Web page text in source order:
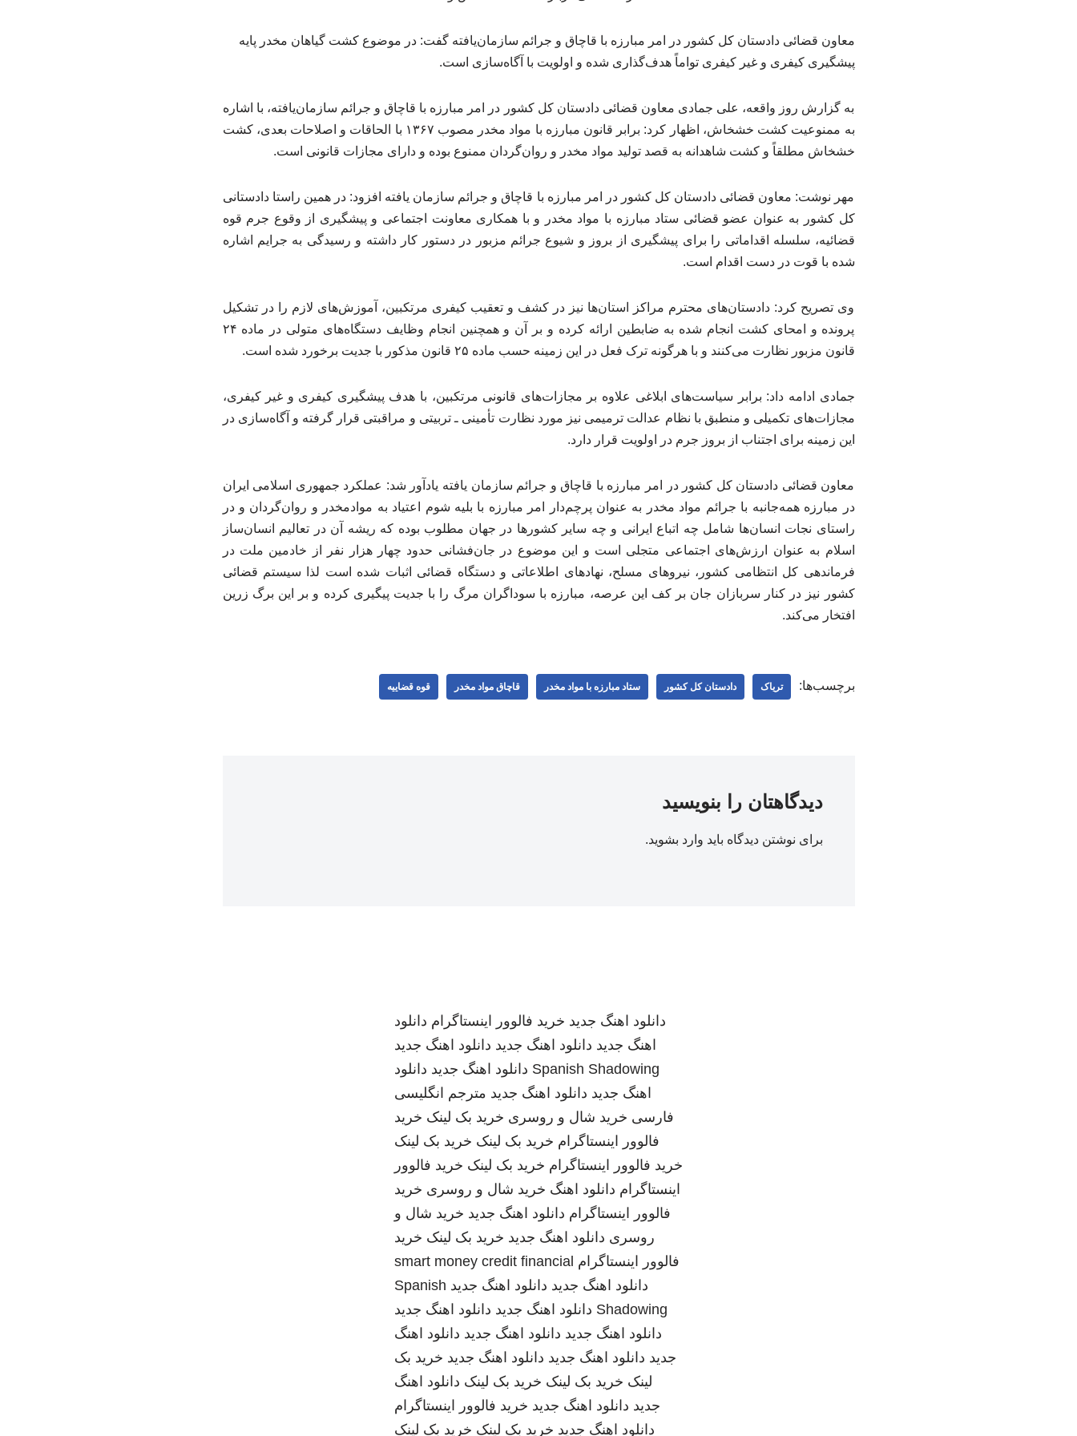
معاون قضائی دادستان کل کشور در امر مبارزه با قاچاق و جرائم سازمان‌یافته گفت: در موضوع کشت گیاهان مخدر پایه
پیشگیری کیفری و غیر کیفری تواماً هدف‌گذاری شده و اولویت با آگاه‌سازی است.
به گزارش روز واقعه، علی جمادی معاون قضائی دادستان کل کشور در امر مبارزه با قاچاق و جرائم سازمان‌یافته، با اشاره
به ممنوعیت کشت خشخاش، اظهار کرد: برابر قانون مبارزه با مواد مخدر مصوب ۱۳۶۷ با الحاقات و اصلاحات بعدی، کشت
خشخاش مطلقاً و کشت شاهدانه به قصد تولید مواد مخدر و روان‌گردان ممنوع بوده و دارای مجازات قانونی است.
مهر نوشت: معاون قضائی دادستان کل کشور در امر مبارزه با قاچاق و جرائم سازمان یافته افزود: در همین راستا دادستانی
کل کشور به عنوان عضو قضائی ستاد مبارزه با مواد مخدر و با همکاری معاونت اجتماعی و پیشگیری از وقوع جرم قوه
قضائیه، سلسله اقداماتی را برای پیشگیری از بروز و شیوع جرائم مزبور در دستور کار داشته و رسیدگی به جرایم اشاره
شده با قوت در دست اقدام است.
وی تصریح کرد: دادستان‌های محترم مراکز استان‌ها نیز در کشف و تعقیب کیفری مرتکبین، آموزش‌های لازم را در تشکیل
پرونده و امحای کشت انجام شده به ضابطین ارائه کرده و بر آن و همچنین انجام وظایف دستگاه‌های متولی در ماده ۲۴
قانون مزبور نظارت می‌کنند و با هرگونه ترک فعل در این زمینه حسب ماده ۲۵ قانون مذکور با جدیت برخورد شده است.
جمادی ادامه داد: برابر سیاست‌های ابلاغی علاوه بر مجازات‌های قانونی مرتکبین، با هدف پیشگیری کیفری و غیر کیفری،
مجازات‌های تکمیلی و منطبق با نظام عدالت ترمیمی نیز مورد نظارت تأمینی ـ تربیتی و مراقبتی قرار گرفته و آگاه‌سازی در
این زمینه برای اجتناب از بروز جرم در اولویت قرار دارد.
معاون قضائی دادستان کل کشور در امر مبارزه با قاچاق و جرائم سازمان یافته یادآور شد: عملکرد جمهوری اسلامی ایران
در مبارزه همه‌جانبه با جرائم مواد مخدر به عنوان پرچم‌دار امر مبارزه با بلیه شوم اعتیاد به موادمخدر و روان‌گردان و در
راستای نجات انسان‌ها شامل چه اتباع ایرانی و چه سایر کشورها در جهان مطلوب بوده که ریشه آن در تعالیم انسان‌ساز
اسلام به عنوان ارزش‌های اجتماعی متجلی است و این موضوع در جان‌فشانی حدود چهار هزار نفر از خادمین ملت در
فرماندهی کل انتظامی کشور، نیروهای مسلح، نهادهای اطلاعاتی و دستگاه قضائی اثبات شده است لذا سیستم قضائی
کشور نیز در کنار سربازان جان بر کف این عرصه، مبارزه با سوداگران مرگ را با جدیت پیگیری کرده و بر این برگ زرین
افتخار می‌کند.
برچسب‌ها: تریاک دادستان کل کشور ستاد مبارزه با مواد مخدر قاچاق مواد مخدر قوه قضاییه
دیدگاهتان را بنویسید
برای نوشتن دیدگاه باید وارد بشوید.
دانلود اهنگ جدید خرید فالوور اینستاگرام دانلود
اهنگ جدید دانلود اهنگ جدید دانلود اهنگ جدید
Spanish Shadowing دانلود اهنگ جدید دانلود
اهنگ جدید دانلود اهنگ جدید مترجم انگلیسی
فارسی خرید شال و روسری خرید بک لینک خرید
فالوور اینستاگرام خرید بک لینک خرید بک لینک
خرید فالوور اینستاگرام خرید بک لینک خرید فالوور
اینستاگرام دانلود اهنگ خرید شال و روسری خرید
فالوور اینستاگرام دانلود اهنگ جدید خرید شال و
روسری دانلود اهنگ جدید خرید بک لینک خرید
فالوور اینستاگرام smart money credit financial
دانلود اهنگ جدید دانلود اهنگ جدید Spanish
Shadowing دانلود اهنگ جدید دانلود اهنگ جدید
دانلود اهنگ جدید دانلود اهنگ جدید دانلود اهنگ
جدید دانلود اهنگ جدید دانلود اهنگ جدید خرید بک
لینک خرید بک لینک خرید بک لینک دانلود اهنگ
جدید دانلود اهنگ جدید خرید فالوور اینستاگرام
دانلود اهنگ جدید خرید بک لینک خرید بک لینک